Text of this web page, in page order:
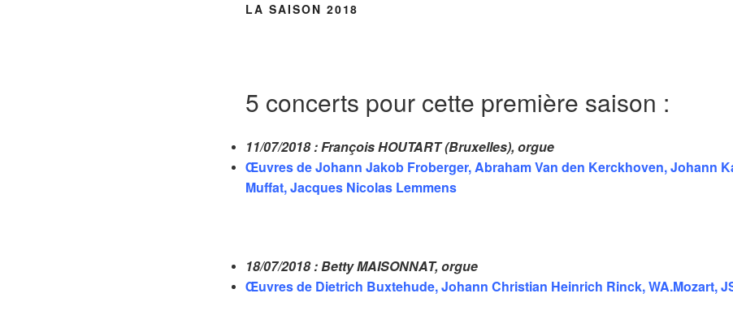
LA SAISON 2018
5 concerts pour cette première saison :
11/07/2018 : François HOUTART (Bruxelles), orgue
Œuvres deJohann Jakob Froberger, Abraham Van den Kerckhoven, Johann
Muffat, Jacques Nicolas Lemmens
18/07/2018 : Betty MAISONNAT, orgue
Œuvres de Dietrich Buxtehude, Johann Christian Heinrich Rinck, WA.Mozart,